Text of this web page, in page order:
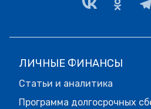
ЛИЧНЫЕ ФИНАНСЫ
Статьи и аналитика
Программа долгосрочных